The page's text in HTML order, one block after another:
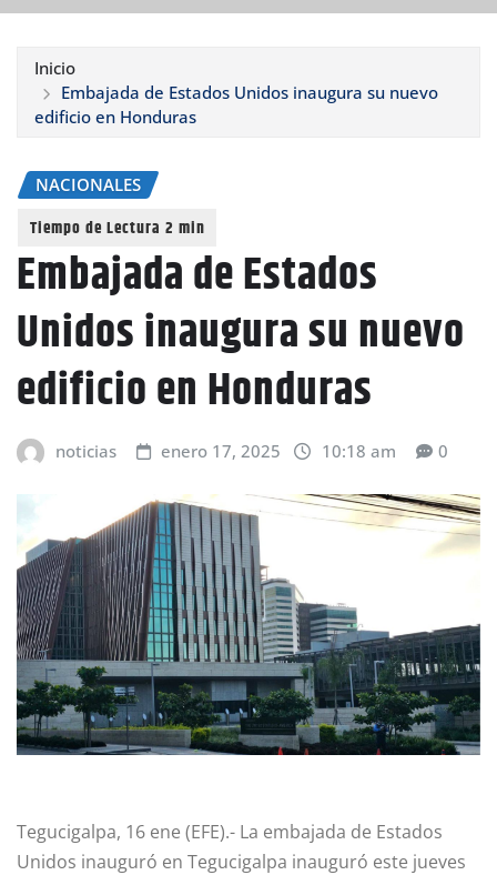
Inicio
Embajada de Estados Unidos inaugura su nuevo
edificio en Honduras
NACIONALES
Embajada de Estados
Unidos inaugura su nuevo
edificio en Honduras
noticias enero 17, 2025 10:18 am 0
Tegucigalpa, 16 ene (EFE).- La embajada de Estados
Unidos inauguró en Tegucigalpa inauguró este jueves